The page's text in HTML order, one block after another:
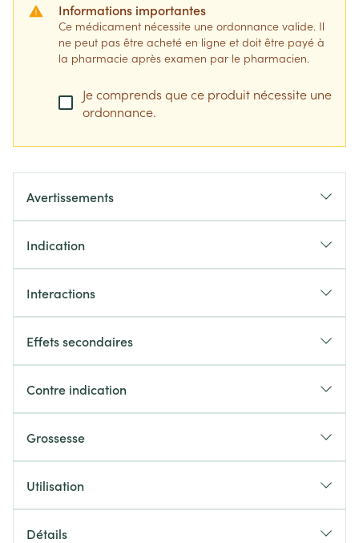
Informations importantes
Ce médicament nécessite une ordonnance valide. Il
ne peut pas être acheté en ligne et doit être payé à
la pharmacie après examen par le pharmacien.
Je comprends que ce produit nécessite une
ordonnance.
Avertissements
Indication
Interactions
Effets secondaires
Contre indication
Grossesse
Utilisation
Détails